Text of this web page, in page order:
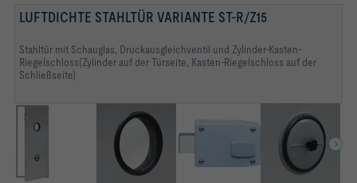
LUFTDICHTE STAHLTÜR VARIANTE ST-R/Z15
Stahltür mit Schauglas, Druckausgleichventil und Zylinder-Kasten-
Riegelschloss(Zylinder auf der Türseite, Kasten-Riegelschloss auf der
Schließseite)